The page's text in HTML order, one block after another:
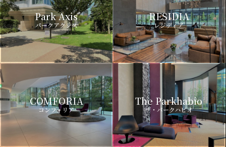
Park Axis
パークアクシス
RESIDIA
レジディア
COMFORIA
コンフォリア
The Parkhabio
ザ・パークハビオ